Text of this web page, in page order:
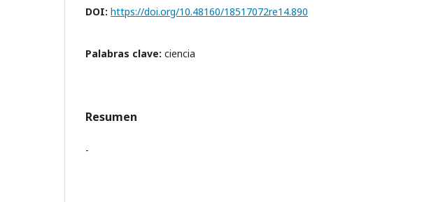
DOI: https://doi.org/10.48160/18517072re14.890
Palabras clave: ciencia
Resumen
-